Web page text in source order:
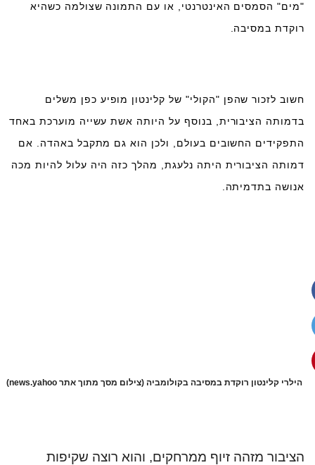
"מים" הסמסים האינטרנטי, או עם התמונה שצולמה כשהיא
רוקדת במסיבה.
חשוב לזכור שהפן "הקולי" של קלינטון מופיע כפן משלים
בדמותה הציבורית, בנוסף על היותה אשת עשייה מוערכת באחד
התפקידים החשובים בעולם, ולכן הוא גם מתקבל באהדה. אם
דמותה הציבורית היתה נלעגת, מהלך כזה היה עלול להיות מכה
אנושה בתדמיתה.
הילרי קלינטון רוקדת במסיבה בקולומביה (צילום מסך מתוך אתר news.yahoo)
הציבור מזהה זיוף ממרחקים, והוא רוצה שקיפות